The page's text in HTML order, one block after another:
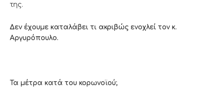
της.
Δεν έχουμε καταλάβει τι ακριβώς ενοχλεί τον κ.
Αργυρόπουλο.
Τα μέτρα κατά του κορωνοϊού;